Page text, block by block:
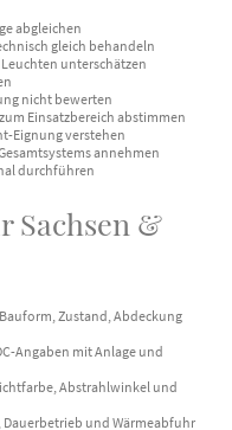
abgleichen
gleich behandeln
unterschätzen
nicht bewerten
Einsatzbereich abstimmen
Eignung verstehen
annehmen
durchführen
Sachsen &
Zustand, Abdeckung
Angaben mit Anlage und
Abstrahlwinkel und
Dauerbetrieb und Wärmeabfuhr